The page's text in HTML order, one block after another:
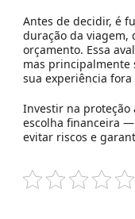
Antes de decidir, é
duração da viagem,
orçamento. Essa
mas
sua experiência fora
Investir na proteção
escolha financeira
evitar riscos e